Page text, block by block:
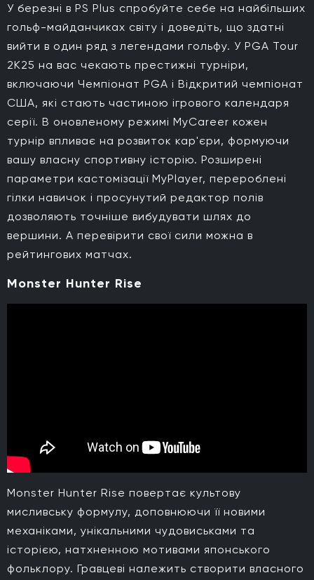
У березні в PS Plus спробуйте себе на найбільших
гольф-майданчиках світу і доведіть, що здатні
вийти в один ряд з легендами гольфу. У PGA Tour
2K25 на вас чекають престижні турніри,
включаючи Чемпіонат PGA і Відкритий чемпіонат
США, які стають частиною ігрового календаря
серії. В оновленому режимі MyCareer кожен
турнір впливає на розвиток кар'єри, формуючи
вашу власну спортивну історію. Розширені
параметри кастомізації MyPlayer, перероблені
гілки навичок і просунутий редактор полів
дозволяють точніше вибудувати шлях до
вершини. А перевірити свої сили можна в
рейтингових матчах.
Monster Hunter Rise
Monster Hunter Rise повертає культову
мисливську формулу, доповнюючи її новими
механіками, унікальними чудовиськами та
історією, натхненною мотивами японського
фольклору. Гравцеві належить створити власного